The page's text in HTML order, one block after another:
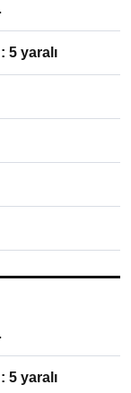
5 yaralı
5 yaralı